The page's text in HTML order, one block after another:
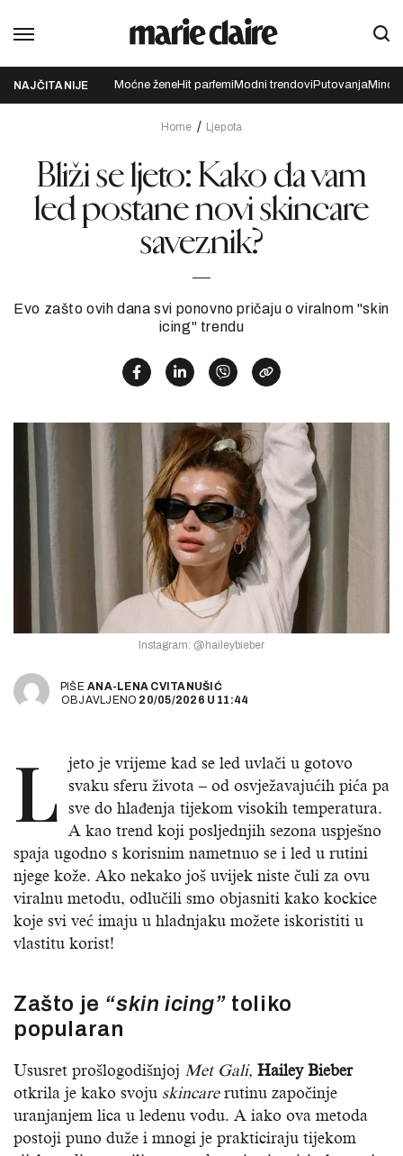
NAJČITANIJE Moćne ženeHit parfemi Modni trendovi Putovanja
Home Ljepota
Bliži se ljeto: Kako da vam
led postane novi skincare
saveznik?
Evo zašto ovih dana svi ponovno pričaju o viralnom "skin
icing" trendu
Instagram: @haileybieber
PIŠEANA-LENA CVITANUŠIĆ
OBJAVLJENO 20/05/2026 U 11:44
L jeto je vrijeme kad se led uvlači u gotovo
svaku sferu života – od osvježavajućih pića pa
sve do hlađenja tijekom visokih temperatura.
A kao trend koji posljednjih sezona uspješno
spaja ugodno s korisnim nametnuo se i led u rutini
njege kože. Ako nekako još uvijek niste čuli za ovu
viralnu metodu, odlučili smo objasniti kako kockice
koje svi već imaju u hladnjaku možete iskoristiti u
vlastitu korist!
Zašto je “skin icing” toliko
popularan
Ususret prošlogodišnjoj Met Gali, Hailey Bieber
otkrila je kako svoju skincarerutinu započinje
uranjanjem lica u ledenu vodu. A iako ova metoda
postoji puno duže i mnogi je prakticiraju tijekom